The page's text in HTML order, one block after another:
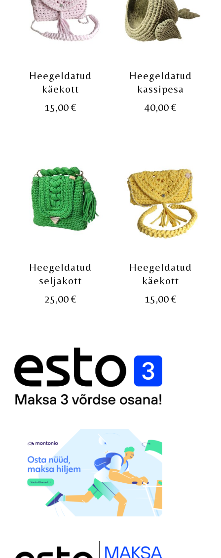
Heegeldatud
käekott
15,00€
Heegeldatud
kassipesa
40,00 €
Heegeldatud
seljakott
25,00€
Heegeldatud
käekott
15,00 €